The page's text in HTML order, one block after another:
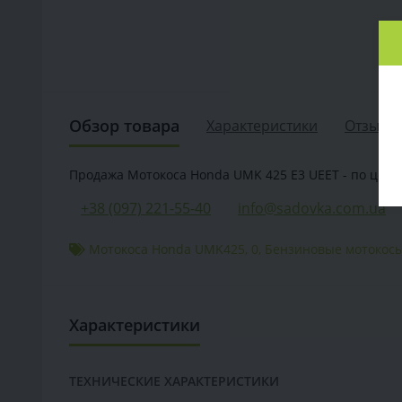
Обзор товара Характеристики
Продажа Мотокоса Honda UMK 425 E3 UEET - по
+38 (097) 221-55-40 info@sadovka.com.ua
Мотокоса Honda UMK425, 0, Бензиновые
Характеристики
ТЕХНИЧЕСКИЕ ХАРАКТЕРИСТИКИ